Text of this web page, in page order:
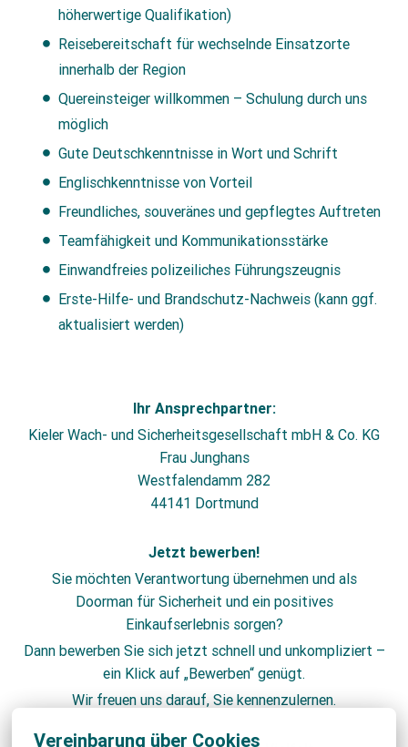
Vereinbarung über Cookies
höherwertige Qualifikation)
Reisebereitschaft für wechselnde Einsatzorte
innerhalb der Region
Quereinsteiger willkommen – Schulung durch uns
möglich
Gute Deutschkenntnisse in Wort und Schrift
Englischkenntnisse von Vorteil
Freundliches, souveränes und gepflegtes Auftreten
Teamfähigkeit und Kommunikationsstärke
Einwandfreies polizeiliches Führungszeugnis
Erste-Hilfe- und Brandschutz-Nachweis (kann ggf.
aktualisiert werden)
Ihr Ansprechpartner:
Kieler Wach- und Sicherheitsgesellschaft mbH & Co. KG
Frau Junghans
Westfalendamm 282
44141 Dortmund
Jetzt bewerben!
Sie möchten Verantwortung übernehmen und als
Doorman für Sicherheit und ein positives
Einkaufserlebnis sorgen?
Dann bewerben Sie sich jetzt schnell und unkompliziert –
ein Klick auf „Bewerben“ genügt.
Wir freuen uns darauf, Sie kennenzulernen.